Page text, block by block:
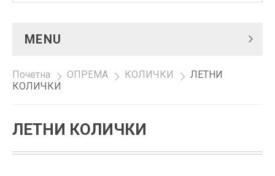
MENU
Почетна » ОПРЕМА » КОЛИЧКИ » ЛЕТНИ
КОЛИЧКИ
ЛЕТНИ КОЛИЧКИ